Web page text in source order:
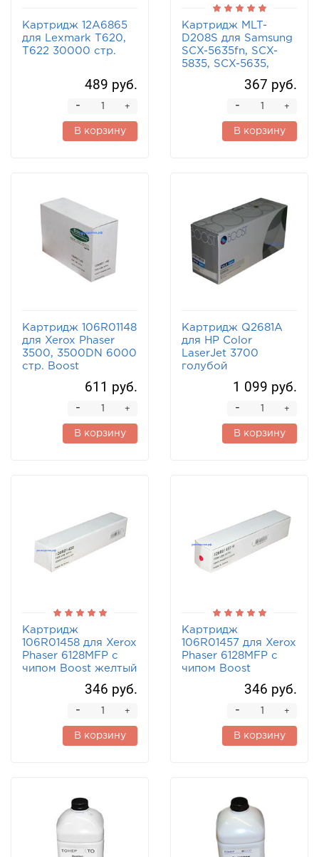
Картридж 12A6865
для Lexmark T620,
T622 30000 стр.
489 руб.
+
-
В корзину
Картридж MLT-
D208S для Samsung
SCX-5635fn, SCX-
5835, SCX-5635,
5835fn 4000 стр.
367 руб.
+
-
В корзину
Картридж 106R01148
для Xerox Phaser
3500, 3500DN 6000
стр. Boost
611 руб.
+
-
В корзину
Картридж Q2681A
для HP Color
LaserJet 3700
голубой
1 099 руб.
+
-
В корзину
Картридж
106R01458 для Xerox
Phaser 6128MFP с
чипом Boost желтый
346 руб.
+
-
В корзину
Картридж
106R01457 для Xerox
Phaser 6128MFP с
чипом Boost
346 руб.
+
-
В корзину